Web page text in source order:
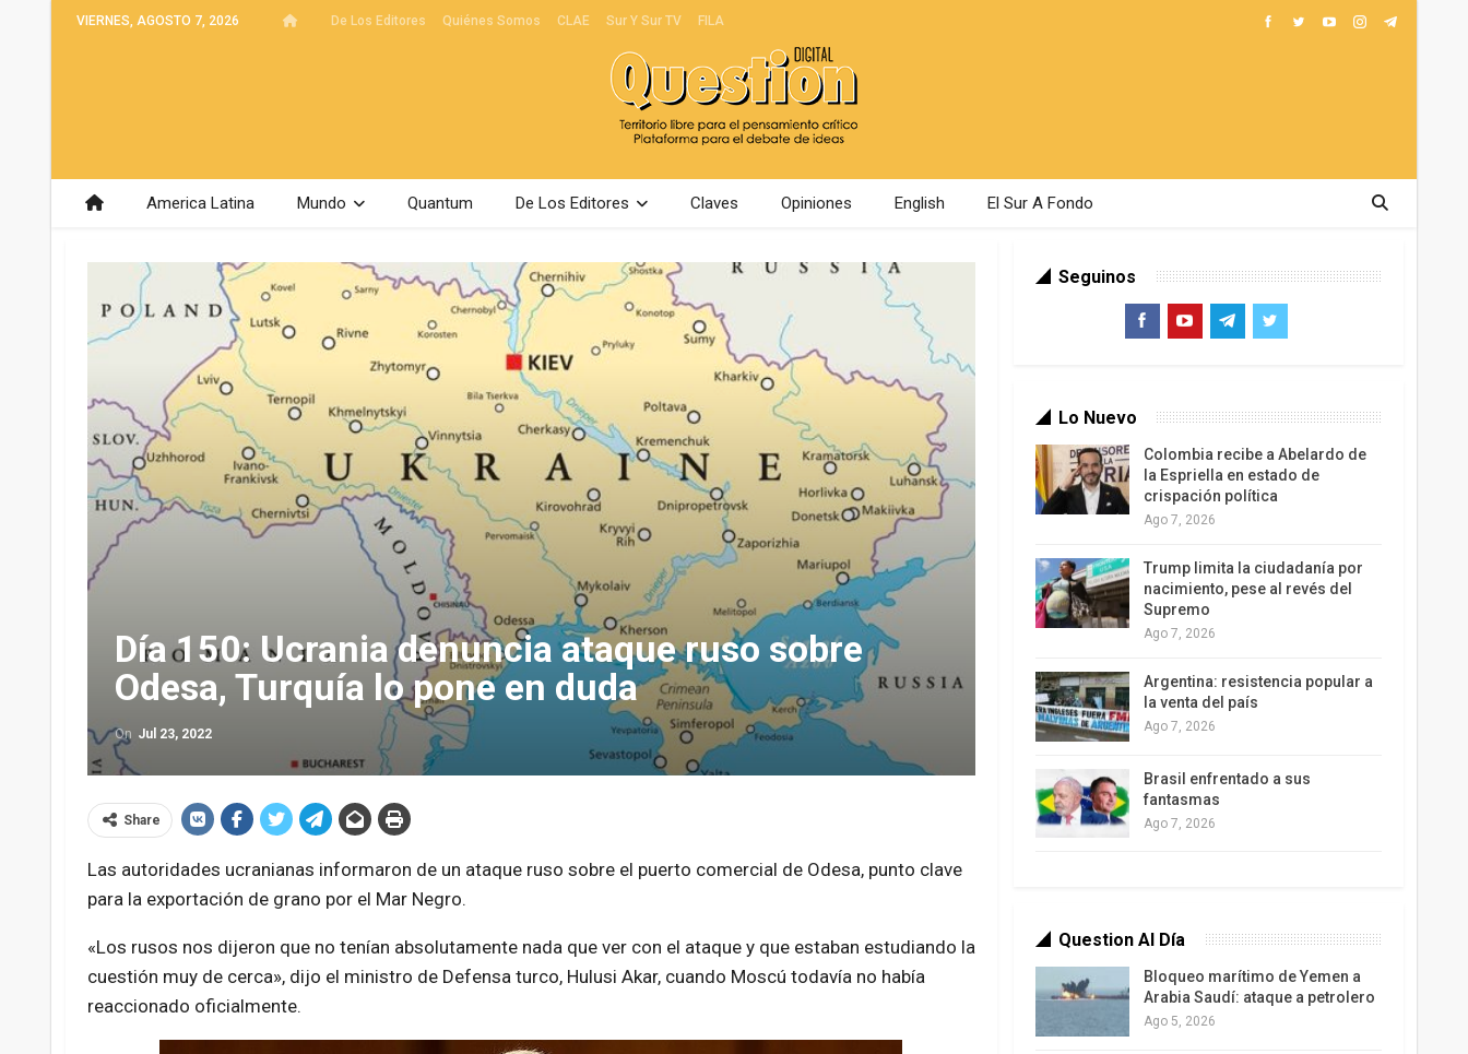
VIERNES, AGOSTO 7, 2026 De Los Editores Quiénes Somos CLAE Sur Y Sur TV FILA
America Latina Mundo Quantum De Los Editores Claves Opiniones English El Sur A Fondo
Día 150: Ucrania denuncia ataque ruso sobre
Odesa, Turquía lo pone en duda
On Jul 23, 2022
Share
Las autoridades ucranianas informaron de un ataque ruso sobre el puerto comercial de Odesa, punto clave
para la exportación de grano por el Mar Negro.
«Los rusos nos dijeron que no tenían absolutamente nada que ver con el ataque y que estaban estudiando la
cuestión muy de cerca», dijo el ministro de Defensa turco, Hulusi Akar, cuando Moscú todavía no había
reaccionado oficialmente.
Seguinos
Lo Nuevo
Colombia recibe a Abelardo de
la Espriella en estado de
crispación política
Ago 7, 2026
Trump limita la ciudadanía por
nacimiento, pese al revés del
Supremo
Ago 7, 2026
Argentina: resistencia popular a
la venta del país
Ago 7, 2026
Brasil enfrentado a sus
fantasmas
Ago 7, 2026
Question Al Día
Bloqueo marítimo de Yemen a
Arabia Saudí: ataque a petrolero
Ago 5, 2026